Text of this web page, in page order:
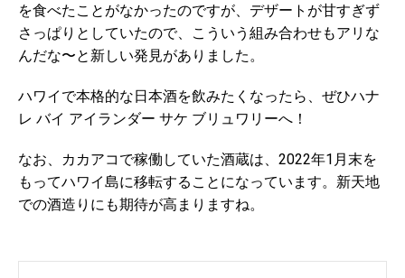
を食べたことがなかったのですが、デザートが甘すぎず
さっぱりとしていたので、こういう組み合わせもアリな
んだな〜と新しい発見がありました。
ハワイで本格的な日本酒を飲みたくなったら、ぜひハナ
レ バイ アイランダー サケ ブリュワリーへ！
なお、カカアコで稼働していた酒蔵は、2022年1月末を
もってハワイ島に移転することになっています。新天地
での酒造りにも期待が高まりますね。